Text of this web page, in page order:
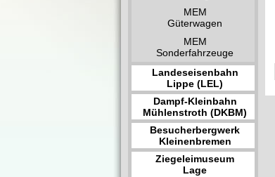
MEM
Güterwagen
MEM
Sonderfahrzeuge
Landeseisenbahn
Lippe (LEL)
Dampf-Kleinbahn
Mühlenstroth (DKBM)
Besucherbergwerk
Kleinenbremen
Ziegeleimuseum
Lage